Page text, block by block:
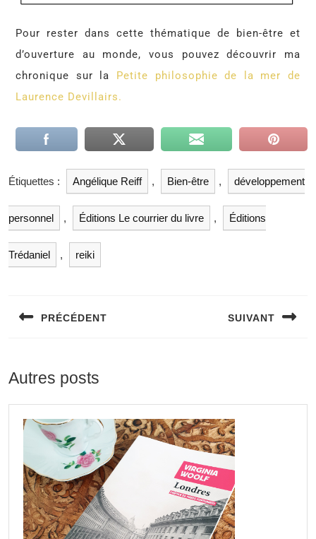
Pour rester dans cette thématique de bien-être et
d’ouverture au monde, vous pouvez découvrir ma
chronique sur la Petite philosophie de la mer de
Laurence Devillairs.
Étiquettes : Angélique Reiff , Bien-être , développement
personnel , Éditions Le courrier du livre , Éditions
Trédaniel , reiki
PRÉCÉDENT SUIVANT
Autres posts